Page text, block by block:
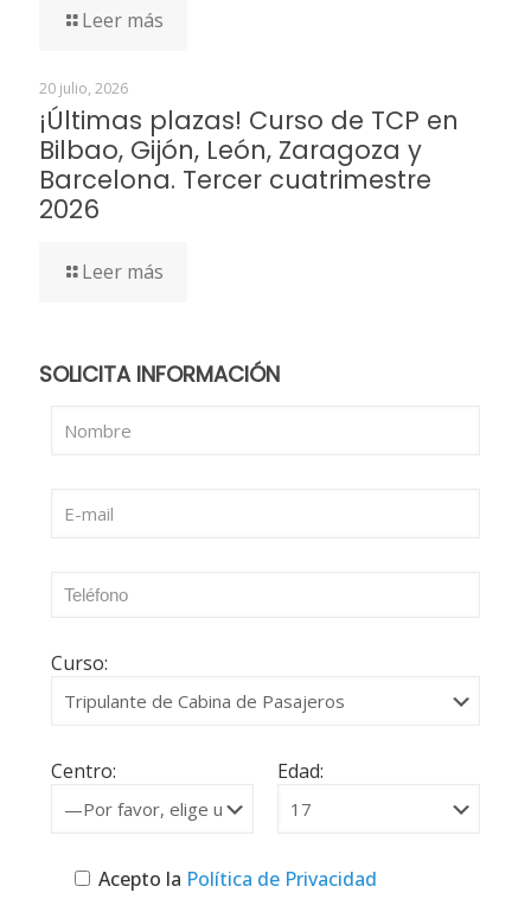
Leer más
20 julio, 2026
¡Últimas plazas! Curso de TCP en
Bilbao, Gijón, León, Zaragoza y
Barcelona. Tercer cuatrimestre
2026
Leer más
SOLICITA INFORMACIÓN
Curso:
Centro: Edad:
Acepto la Política de Privacidad